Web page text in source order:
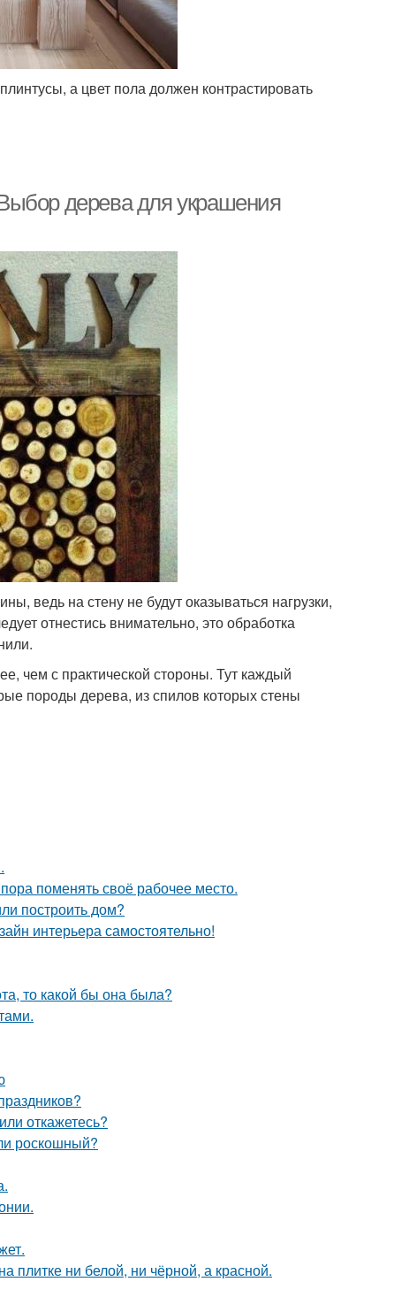
а цвет пола должен контрастировать
дерева для украшения
ведь на стену не будут оказываться нагрузки,
отнестись внимательно, это обработка
чем с практической стороны. Тут каждый
породы дерева, из спилов которых стены
поменять своё рабочее место.
построить дом?
интерьера самостоятельно!
то какой бы она была?
откажетесь?
роскошный?
плитке ни белой, ни чёрной, а красной.